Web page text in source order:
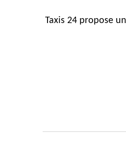
Taxis 24 propose